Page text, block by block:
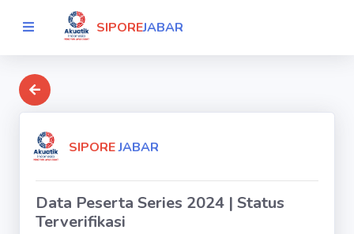
SIPOREJABAR
SIPOREJABAR
Data Peserta Series 2024 | Status
Terverifikasi